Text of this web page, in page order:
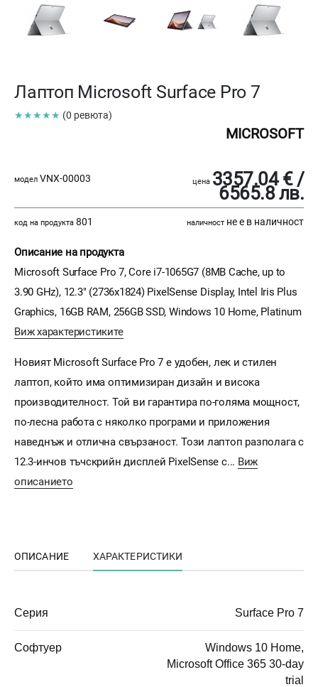
Лаптоп Microsoft Surface Pro 7
★★★★★ (0 ревюта)
MICROSOFT
модел VNX-00003 цена 3357.04 € /
6565.8 лв.
код на продукта 801 наличност не е в наличност
Описание на продукта
Microsoft Surface Pro 7, Core i7-1065G7 (8MB Cache, up to
3.90 GHz), 12.3" (2736x1824) PixelSense Display, Intel Iris Plus
Graphics, 16GB RAM, 256GB SSD, Windows 10 Home, Platinum
Виж характеристиките
Новият Microsoft Surface Pro 7 е удобен, лек и стилен
лаптоп, който има оптимизиран дизайн и висока
производителност. Той ви гарантира по-голяма мощност,
по-лесна работа с няколко програми и приложения
наведнъж и отлична свързаност. Този лаптоп разполага с
12.3-инчов тъчскрийн дисплей PixelSense с... Виж
описанието
ОПИСАНИЕ ХАРАКТЕРИСТИКИ
Серия Surface Pro 7
Софтуер
Windows 10 Home,
Microsoft Office 365 30-day
trial